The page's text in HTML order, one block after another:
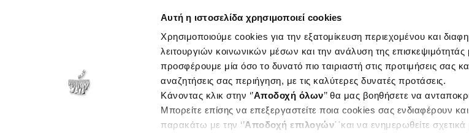
Αυτή η ιστοσελίδα χρησιμοποιεί cookies
Χρησιμοποιούμε cookies για την εξατομίκευση περιεχομένου και
λειτουργιών κοινωνικών μέσων και την ανάλυση της επισκεψιμότητάς
προσφέρουμε μία όσο το δυνατό πιο ταιριαστή στις προτιμήσεις σας
αναζητήσεις σας περιήγηση, με τις καλύτερες δυνατές προτάσεις.
Κάνοντας κλικ στην ‘’Αποδοχή όλων’’ θα μας βοηθήσετε να
Μπορείτε επίσης να επεξεργαστείτε ποια cookies σας ενδιαφέρουν
παρακάτω με την ‘’Αποδοχή επιλογών΄΄και να ενημερωθείτε